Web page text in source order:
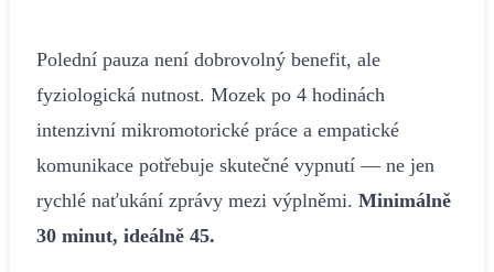
Polední pauza není dobrovolný benefit, ale
fyziologická nutnost. Mozek po 4 hodinách
intenzivní mikromotorické práce a empatické
komunikace potřebuje skutečné vypnutí — ne jen
rychlé naťukání zprávy mezi výplněmi. Minimálně
30 minut, ideálně 45.